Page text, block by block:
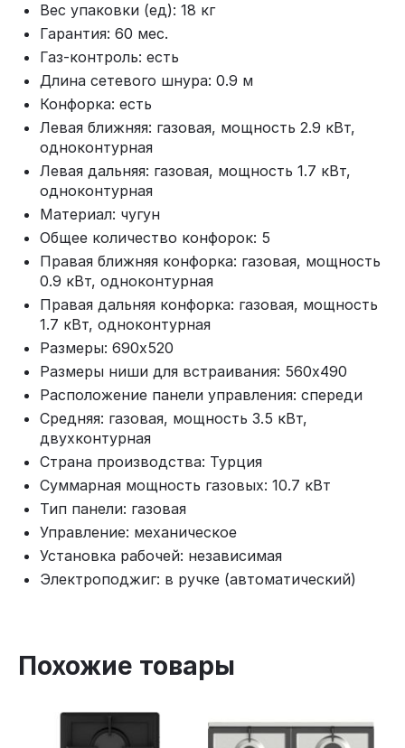
Вес упаковки (ед): 18 кг
Гарантия: 60 мес.
Газ-контроль: есть
Длина сетевого шнура: 0.9 м
Конфорка: есть
Левая ближняя: газовая, мощность 2.9 кВт,
одноконтурная
Левая дальняя: газовая, мощность 1.7 кВт,
одноконтурная
Материал: чугун
Общее количество конфорок: 5
Правая ближняя конфорка: газовая, мощность
0.9 кВт, одноконтурная
Правая дальняя конфорка: газовая, мощность
1.7 кВт, одноконтурная
Размеры: 690х520
Размеры ниши для встраивания: 560х490
Расположение панели управления: спереди
Средняя: газовая, мощность 3.5 кВт,
двухконтурная
Страна производства: Турция
Суммарная мощность газовых: 10.7 кВт
Тип панели: газовая
Управление: механическое
Установка рабочей: независимая
Электроподжиг: в ручке (автоматический)
Похожие товары